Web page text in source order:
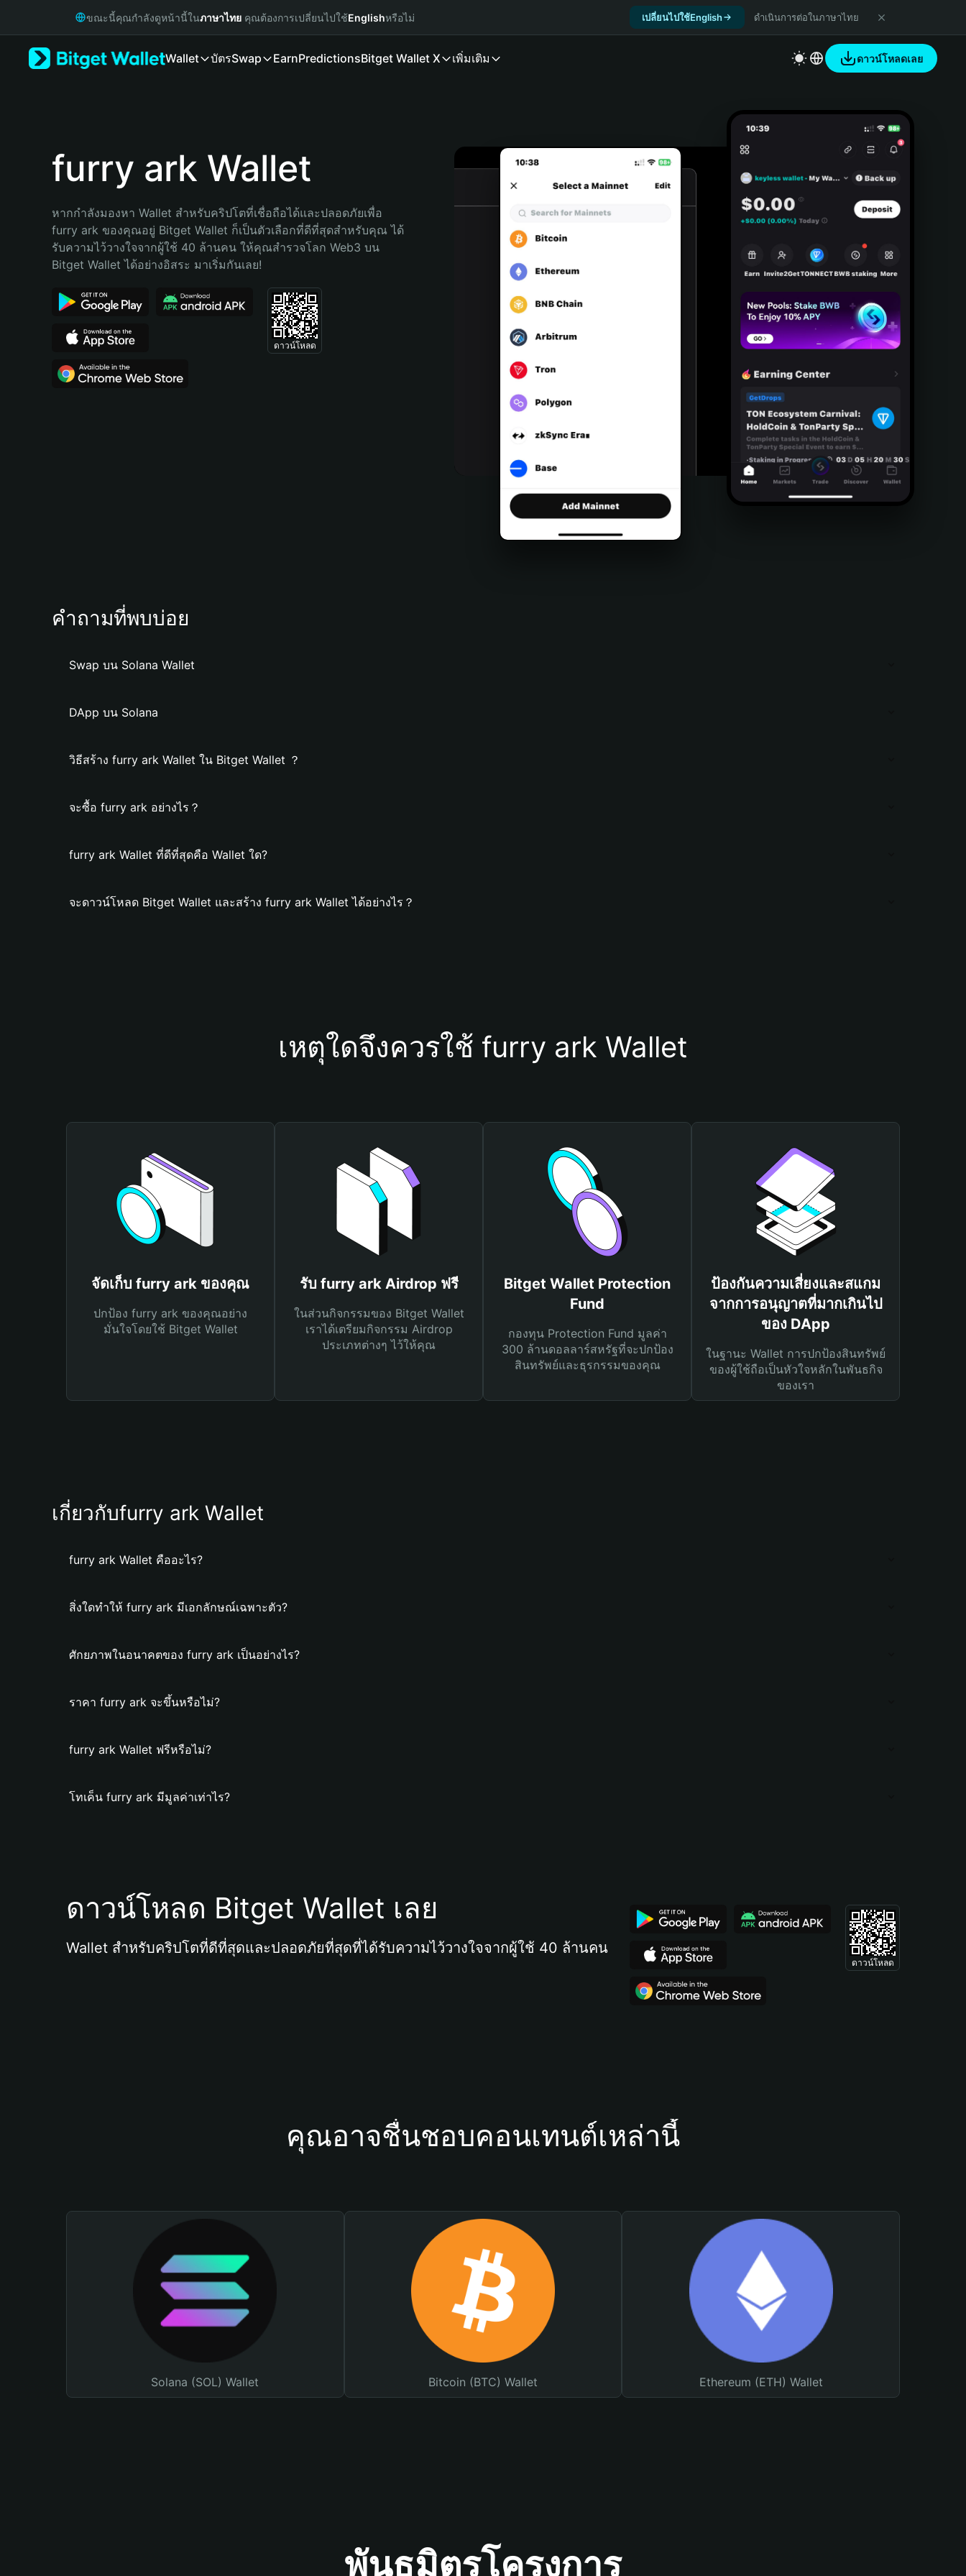
Русский
Bahasa Indonesia
Português (Brasil)
ขณะนี้คุณกำลังดูหน้านี้ในภาษาไทย คุณต้องการเปลี่ยนไปใช้Englishหรือไม่ เปลี่ยนไปใช้English ดำเนินการต่อในภาษาไทย
Wallet บัตรSwap EarnPredictionsBitget Wallet X เพิ่มเติม ดาวน์โหลดเลย
furry ark Wallet
หากกำลังมองหา Wallet สำหรับคริปโตที่เชื่อถือได้และปลอดภัยเพื่อ
furry ark ของคุณอยู่ Bitget Wallet ก็เป็นตัวเลือกที่ดีที่สุดสำหรับคุณ ได้
รับความไว้วางใจจากผู้ใช้ 40 ล้านคน ให้คุณสำรวจโลก Web3 บน
Bitget Wallet ได้อย่างอิสระ มาเริ่มกันเลย!
ดาวน์โหลด
คำถามที่พบบ่อย
Swap บน Solana Wallet
DApp บน Solana
วิธีสร้าง furry ark Wallet ใน Bitget Wallet ？
จะซื้อ furry ark อย่างไร？
furry ark Wallet ที่ดีที่สุดคือ Wallet ใด?
จะดาวน์โหลด Bitget Wallet และสร้าง furry ark Wallet ได้อย่างไร？
เหตุใดจึงควรใช้ furry ark Wallet
จัดเก็บ furry ark ของคุณ
ปกป้อง furry ark ของคุณอย่าง
มั่นใจโดยใช้ Bitget Wallet
รับ furry ark Airdrop ฟรี
ในส่วนกิจกรรมของ Bitget Wallet
เราได้เตรียมกิจกรรม Airdrop
ประเภทต่างๆ ไว้ให้คุณ
Bitget Wallet Protection
Fund
กองทุน Protection Fund มูลค่า
300 ล้านดอลลาร์สหรัฐที่จะปกป้อง
สินทรัพย์และธุรกรรมของคุณ
ป้องกันความเสี่ยงและสแกม
จากการอนุญาตที่มากเกินไป
ของ DApp
ในฐานะ Wallet การปกป้องสินทรัพย์
ของผู้ใช้ถือเป็นหัวใจหลักในพันธกิจ
ของเรา
เกี่ยวกับfurry ark Wallet
furry ark Wallet คืออะไร?
สิ่งใดทำให้ furry ark มีเอกลักษณ์เฉพาะตัว?
ศักยภาพในอนาคตของ furry ark เป็นอย่างไร?
ราคา furry ark จะขึ้นหรือไม่?
furry ark Wallet ฟรีหรือไม่?
โทเค็น furry ark มีมูลค่าเท่าไร?
ดาวน์โหลด Bitget Wallet เลย
Wallet สำหรับคริปโตที่ดีที่สุดและปลอดภัยที่สุดที่ได้รับความไว้วางใจจากผู้ใช้ 40 ล้านคน
ดาวน์โหลด
คุณอาจชื่นชอบคอนเทนต์เหล่านี้
Solana (SOL) Wallet Bitcoin (BTC) Wallet Ethereum (ETH) Wallet
พันธมิตรโครงการ